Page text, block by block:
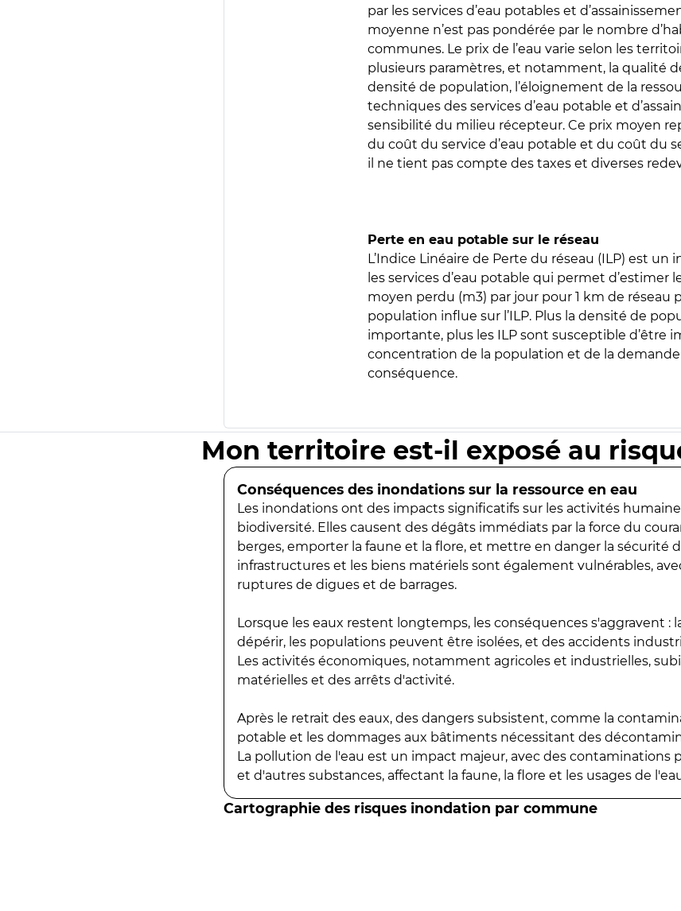
par les services d’eau potables et
moyenne n’est pas pondérée par le nombre
communes. Le prix de l’eau varie selon les
plusieurs paramètres, et notamment, la qualité
densité de population, l’éloignement de la
techniques des services d’eau potable et
sensibilité du milieu récepteur. Ce prix moyen
du coût du service d’eau potable et du coût du
il ne tient pas compte des taxes et diverses
Perte en eau potable sur le réseau
L’Indice Linéaire de Perte du réseau (ILP) est un
les services d’eau potable qui permet d’estimer
moyen perdu (m3) par jour pour 1 km de réseau
population influe sur l’ILP. Plus la densité de
importante, plus les ILP sont susceptible d’être
concentration de la population et de la
conséquence.
Mon territoire est-il exposé au
Conséquences des inondations sur la ressource en eau
Les inondations ont des impacts significatifs sur les activités
biodiversité. Elles causent des dégâts immédiats par la force du
berges, emporter la faune et la flore, et mettre en danger la sécurité
infrastructures et les biens matériels sont également vulnérables,
ruptures de digues et de barrages.
Lorsque les eaux restent longtemps, les conséquences s'aggravent :
dépérir, les populations peuvent être isolées, et des accidents
Les activités économiques, notamment agricoles et industrielles,
matérielles et des arrêts d'activité.
Après le retrait des eaux, des dangers subsistent, comme la
potable et les dommages aux bâtiments nécessitant des
La pollution de l'eau est un impact majeur, avec des contaminations
et d'autres substances, affectant la faune, la flore et les usages de
Cartographie des risques inondation par commune